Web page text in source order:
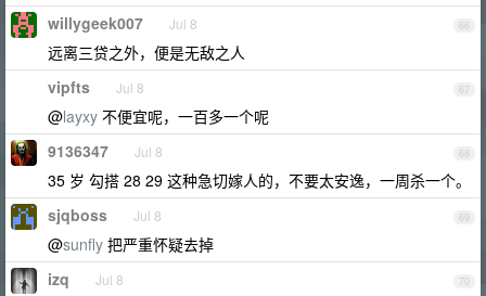
66
willygeek007 Jul 8
远离三贷之外，便是无敌之人
67
vipfts Jul 8
@layxy 不便宜呢，一百多一个呢
68
9136347 Jul 8
35 岁 勾搭 28 29 这种急切嫁人的，不要太安逸，一周杀一个。
69
sjqboss Jul 8
@sunfly 把严重怀疑去掉
70
izq Jul 8